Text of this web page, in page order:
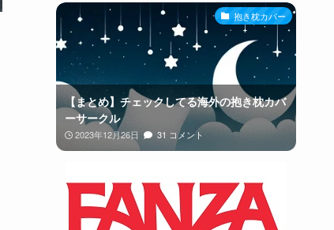
抱き枕カバー
【まとめ】チェックしてる海外の抱き枕カバ
ーサークル
2023年12月26日 31 コメント